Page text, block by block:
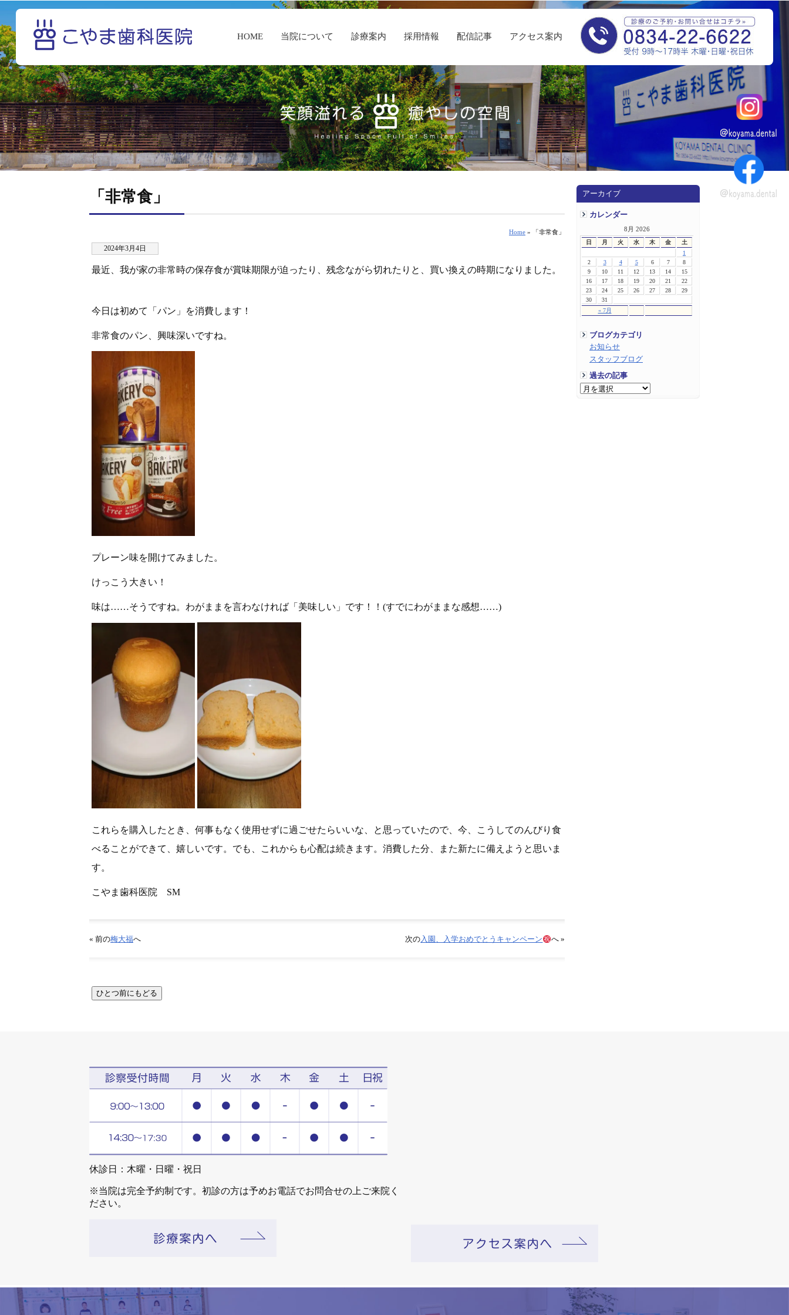
HOME 当院について 診療案内 採用情報 配信記事 アクセス案内
アーカイブ
カレンダー
8月 2026
日 月 火 水 木 金 土
« 7月
1
2
3 4 5 6 7
8
9
10 11 12 13 14
15
16
17 18 19 20 21
22
23
24 25 26 27 28
29
30
31
ブログカテゴリ
お知らせ
スタッフブログ
過去の記事
「非常食」
Home » 「非常食」
2024年3月4日
最近、我が家の非常時の保存食が賞味期限が迫ったり、残念ながら切れたりと、買い換えの時期になりました。
今日は初めて「パン」を消費します！
非常食のパン、興味深いですね。
プレーン味を開けてみました。
けっこう大きい！
味は……そうですね。わがままを言わなければ「美味しい」です！！(すでにわがままな感想……)
これらを購入したとき、何事もなく使用せずに過ごせたらいいな、と思っていたので、今、こうしてのんびり食
べることができて、嬉しいです。でも、これからも心配は続きます。消費した分、また新たに備えようと思いま
す。
こやま歯科医院 SM
« 前の梅大福へ 次の入園、入学おめでとうキャンペーン へ »
休診日：木曜・日曜・祝日
※当院は完全予約制です。初診の方は予めお電話でお問合せの上ご来院く
ださい。